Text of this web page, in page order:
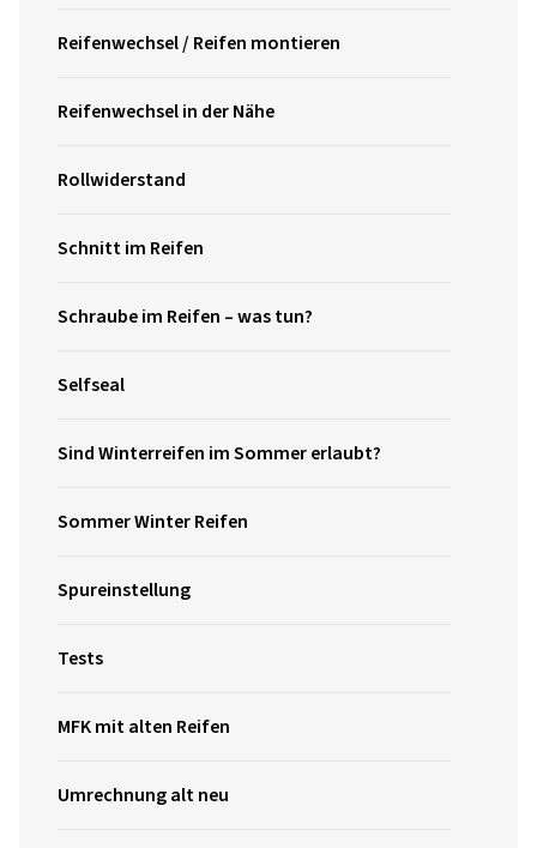
Reifenwechsel / Reifen montieren
Reifenwechsel in der Nähe
Rollwiderstand
Schnitt im Reifen
Schraube im Reifen – was tun?
Selfseal
Sind Winterreifen im Sommer erlaubt?
Sommer Winter Reifen
Spureinstellung
Tests
MFK mit alten Reifen
Umrechnung alt neu